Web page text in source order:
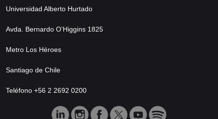
Universidad Alberto Hurtado
Avda. Bernardo O’Higgins 1825
Metro Los Héroes
Santiago de Chile
Teléfono +56 2 2692 0200